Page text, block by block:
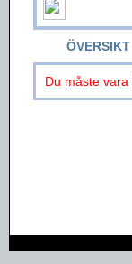
ÖVERSIKT
Du måste vara